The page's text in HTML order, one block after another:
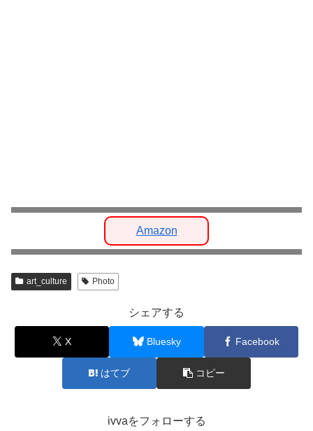
Amazon
art_culture Photo
シェアする
X Bluesky Facebook
はてブ コピー
ivvaをフォローする